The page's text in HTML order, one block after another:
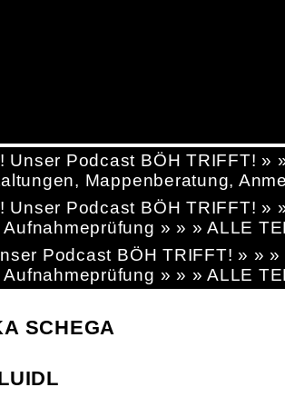
Unser Podcast BÖH TRIFFT! »
Mappenberatung,
Unser Podcast BÖH TRIFFT! »
» » » ALLE
Podcast BÖH TRIFFT! » »
» » » ALLE
SCHEGA